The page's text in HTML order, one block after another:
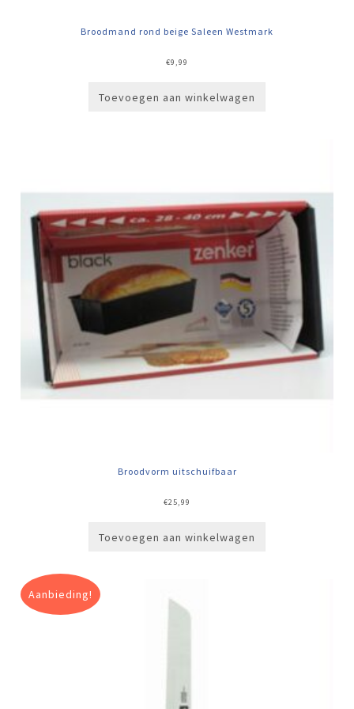
Broodmand rond beige Saleen Westmark
€9,99
Toevoegen aan winkelwagen
Broodvorm uitschuifbaar
€25,99
Toevoegen aan winkelwagen
Aanbieding!